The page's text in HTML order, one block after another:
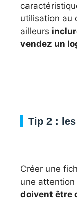
utilisation au
ailleurs
vendez un
Tip 2 :
Créer une
une
doivent être